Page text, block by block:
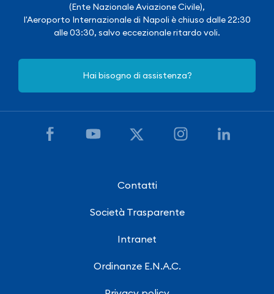
(Ente Nazionale Aviazione Civile),
l'Aeroporto Internazionale di Napoli è chiuso dalle 22:30
alle 03:30, salvo eccezionale ritardo voli.
Hai bisogno di assistenza?
Contatti
Società Trasparente
Intranet
Ordinanze E.N.A.C.